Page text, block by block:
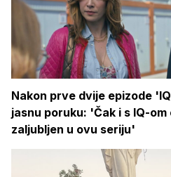
Nakon prve dvije epizode
jasnu poruku: 'Čak i s IQ-
zaljubljen u ovu seriju'